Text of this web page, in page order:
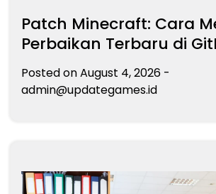
Patch Minecraft: Cara
Perbaikan Terbaru di
Posted onAugust 4, 2026 -
admin@updategames.id